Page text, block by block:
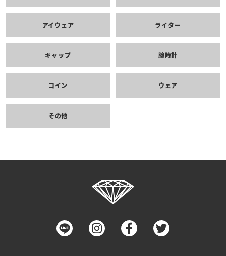
アイウェア ライター
キャップ 腕時計
コイン ウェア
その他